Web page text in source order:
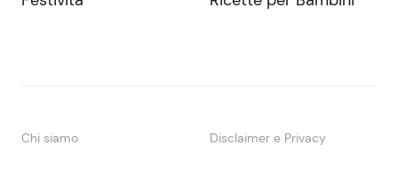
Chi siamo Disclaimer e Privacy